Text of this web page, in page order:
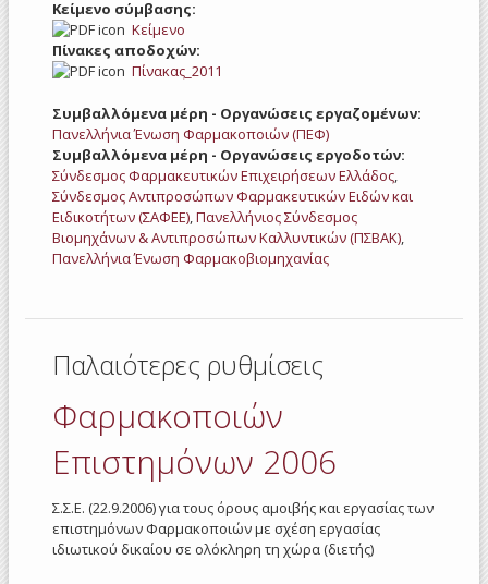
Κείμενο σύμβασης:
Κείμενο
Πίνακες αποδοχών:
Πίνακας_2011
Συμβαλλόμενα μέρη - Οργανώσεις εργαζομένων:
Πανελλήνια Ένωση Φαρμακοποιών (ΠΕΦ)
Συμβαλλόμενα μέρη - Οργανώσεις εργοδοτών:
Σύνδεσμος Φαρμακευτικών Επιχειρήσεων Ελλάδος,
Σύνδεσμος Αντιπροσώπων Φαρμακευτικών Ειδών και
Ειδικοτήτων (ΣΑΦΕΕ),Πανελλήνιος Σύνδεσμος
Βιομηχάνων & Αντιπροσώπων Καλλυντικών (ΠΣΒΑΚ),
Πανελλήνια Ένωση Φαρμακοβιομηχανίας
Παλαιότερες ρυθμίσεις
Φαρμακοποιών
Επιστημόνων 2006
Σ.Σ.Ε. (22.9.2006) για τους όρους αμοιβής και εργασίας των
επιστημόνων Φαρμακοποιών με σχέση εργασίας
ιδιωτικού δικαίου σε ολόκληρη τη χώρα (διετής)